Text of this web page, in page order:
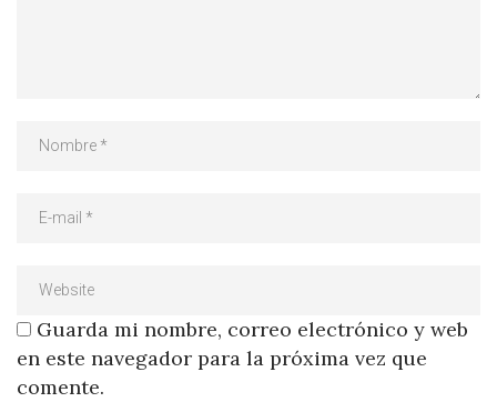
Guarda mi nombre, correo electrónico y web
en este navegador para la próxima vez que
comente.